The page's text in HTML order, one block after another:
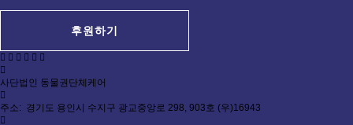
후원하기
사단법인 동물권단체케어
주소: 경기도 용인시 수지구 광교중앙로 298, 903호 (우)16943